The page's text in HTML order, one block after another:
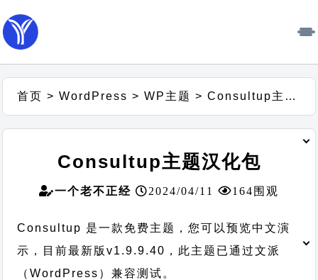
首页 >WordPress >WP主题 >Consultup主题汉化包
Consultup主题汉化包
一个老不正经 2024/04/11 164围观
Consultup 是一款免费主题，您可以预览中文演
示，目前最新版v1.9.9.40，此主题已通过文派
（WordPress）兼容测试。